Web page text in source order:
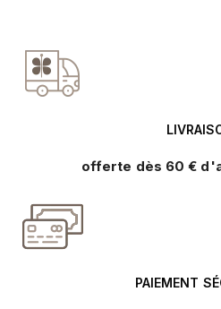
offerte dès 60 €
PAIEMENT